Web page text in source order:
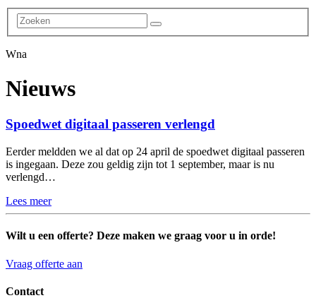
Wna
Nieuws
Spoedwet digitaal passeren verlengd
Eerder meldden we al dat op 24 april de spoedwet digitaal passeren
is ingegaan. Deze zou geldig zijn tot 1 september, maar is nu
verlengd…
Lees meer
Wilt u een offerte? Deze maken we graag voor u in orde!
Vraag offerte aan
Contact